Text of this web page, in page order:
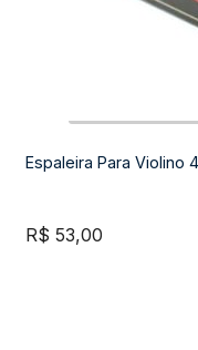
Espaleira Para Violino
R$ 53,00